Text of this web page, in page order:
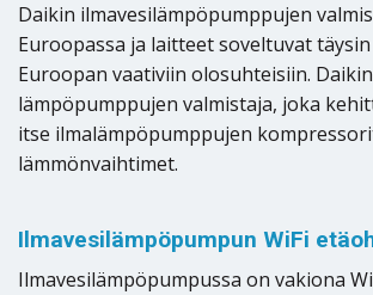
Daikin ilmavesilämpöpumppujen
Euroopassa ja laitteet soveltuvat
Euroopan vaativiin olosuhteisiin.
lämpöpumppujen valmistaja, joka
itse ilmalämpöpumppujen
lämmönvaihtimet.
Ilmavesilämpöpumpun WiFi
Ilmavesilämpöpumpussa on vakiona